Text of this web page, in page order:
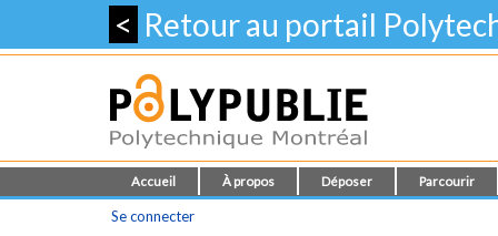
< Retour au portail
Accueil À propos Déposer Parcourir
Se connecter